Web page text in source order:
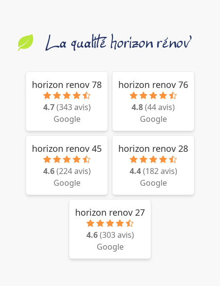
La qualité horizon rénov'
horizon renov 78
4.7(343avis)
Google
horizon renov 76
4.8(44avis)
Google
horizon renov 45
4.6(224avis)
Google
horizon renov 28
4.4(182avis)
Google
horizon renov 27
4.6(303avis)
Google